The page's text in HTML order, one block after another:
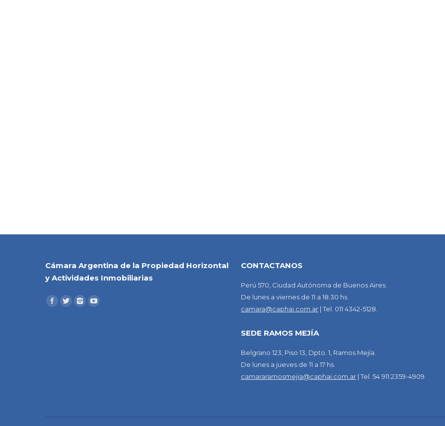
Cámara Argentina de la Propiedad Horizontal
y Actividades Inmobiliarias
CONTACTANOS
Perú 570, Ciudad Autónoma de Buenos Aires.
De lunes a viernes de 11 a 18.30 hs.
camara@caphai.com.ar| Tel. 011 4342-5128.
SEDE RAMOS MEJÍA
Belgrano 123, Piso 13, Dpto. 1, Ramos Mejía.
De lunes a jueves de 11 a 17 hs.
camararamosmejia@caphai.com.ar| Tel. 54 911 2359-4909.